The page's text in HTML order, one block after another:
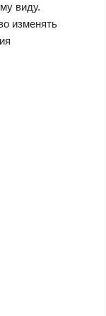
виду.
изменять